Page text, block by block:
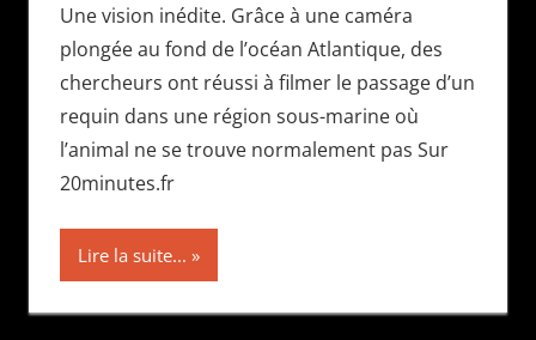
Une vision inédite. Grâce à une caméra
plongée au fond de l’océan Atlantique, des
chercheurs ont réussi à filmer le passage d’un
requin dans une région sous-marine où
l’animal ne se trouve normalement pas Sur
20minutes.fr
Lire la suite...